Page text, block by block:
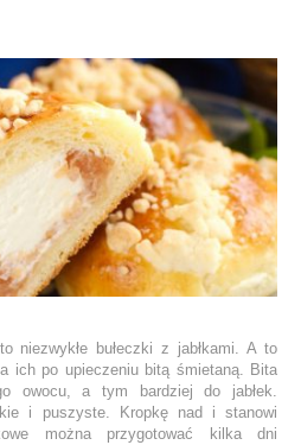
niezwykłe bułeczki z jabłkami. A to
ich po upieczeniu bitą śmietaną. Bita
owocu, a tym bardziej do jabłek.
i puszyste. Kropkę nad i stanowi
można przygotować kilka dni